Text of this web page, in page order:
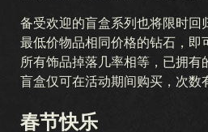
备受欢迎的盲盒系列也将限时回
最低价物品相同价格的钻石，即
所有饰品掉落几率相等，已拥有
盲盒仅可在活动期间购买，次数
春节快乐